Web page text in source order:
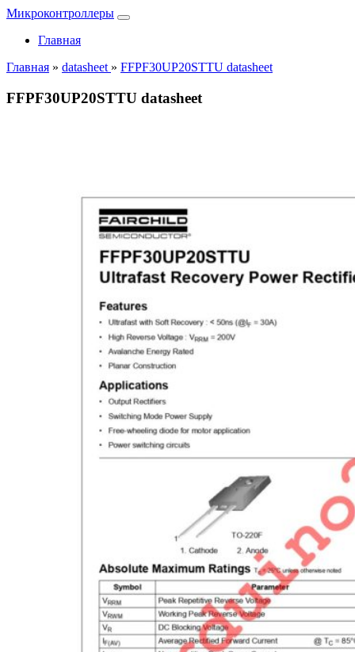
Микроконтроллеры
Главная
Главная » datasheet » FFPF30UP20STTU datasheet
FFPF30UP20STTU datasheet